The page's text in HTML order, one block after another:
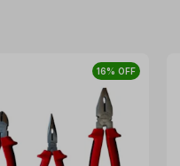
16% OFF